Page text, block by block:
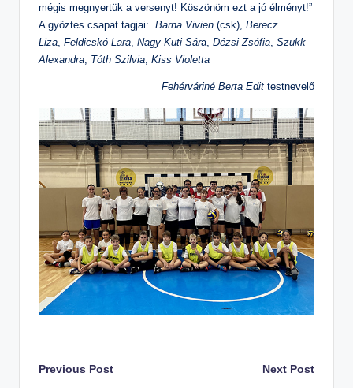
ol
mégis megnyertük a versenyt! Köszönöm ezt a jó élményt!”
A győztes csapat tagjai: Barna Vivien (csk), Berecz
Liza Feldicskó Lara Nagy-Kuti Sára, Dézsi Zsófia Szukk
Alexandra Tóth Szilvia Kiss Violetta
Fehérváriné Berta Edit testnevelő
Post
Previous Post Next Post